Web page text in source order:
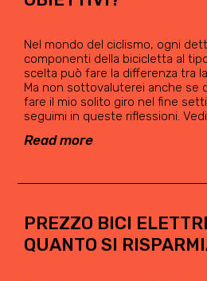
Nel mondo del ciclismo, ogni
componenti della bicicletta al
scelta può fare la differenza tra
Ma non sottovaluterei anche se
fare il mio solito giro nel fine
seguimi in queste riflessioni.
Read more
PREZZO BICI
QUANTO SI